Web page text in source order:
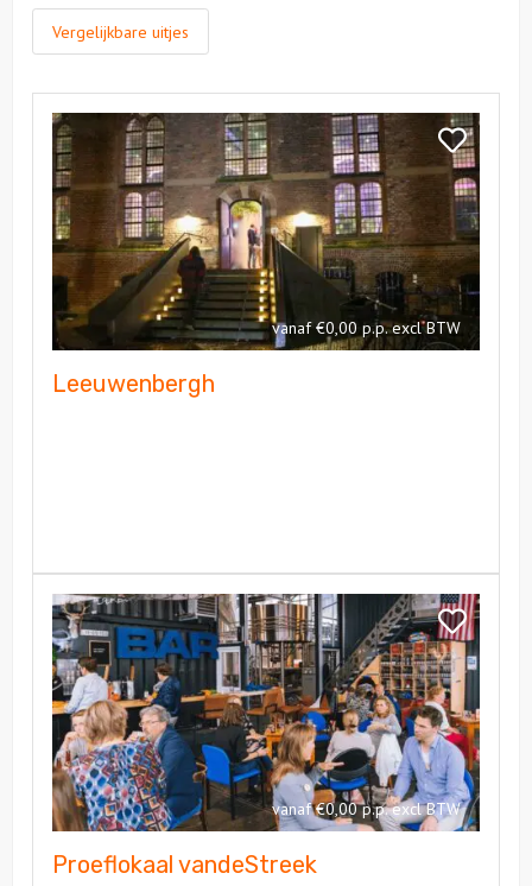
Vergelijkbare uitjes
Bekijk
vanaf €0,00 p.p. excl BTW
Leeuwenbergh
Leeuwenbergh
Bekijk
Proeflokaal
vanaf €0,00 p.p. excl BTW
Proeflokaal vandeStreek
Proeflokaal
vandeStreek